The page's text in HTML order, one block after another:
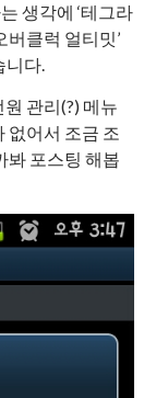
생각에 ‘테그라
버클럭 얼티밋’
니다.
관리(?) 메뉴
없어서 조금 조
봐 포스팅 해봅